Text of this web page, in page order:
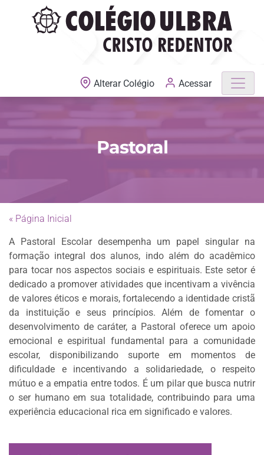
MATRÍCULAS ABERTAS
Alterar Colégio Acessar
Pastoral
« Página Inicial
A Pastoral Escolar desempenha um papel singular na
formação integral dos alunos, indo além do acadêmico
para tocar nos aspectos sociais e espirituais. Este setor é
dedicado a promover atividades que incentivam a vivência
de valores éticos e morais, fortalecendo a identidade cristã
da instituição e seus princípios. Além de fomentar o
desenvolvimento de caráter, a Pastoral oferece um apoio
emocional e espiritual fundamental para a comunidade
escolar, disponibilizando suporte em momentos de
dificuldade e incentivando a solidariedade, o respeito
mútuo e a empatia entre todos. É um pilar que busca nutrir
o ser humano em sua totalidade, contribuindo para uma
experiência educacional rica em significado e valores.